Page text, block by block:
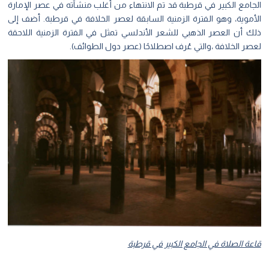
الجامع الكبير في قرطبة قد تم الانتهاء من أغلب منشآته في عصر الإمارة
الأموية، وهو الفترة الزمنية السابقة لعصر الخلافة في قرطبة. أضف إلى
ذلك أن العصر الذهبي للشعر الأندلسي تمثل في الفترة الزمنية اللاحقة
لعصر الخلافة ،والتي عُرف اصطلاحًا (عصر دول الطوائف).
قاعة الصلاة في الجامع الكبير في قرطبة